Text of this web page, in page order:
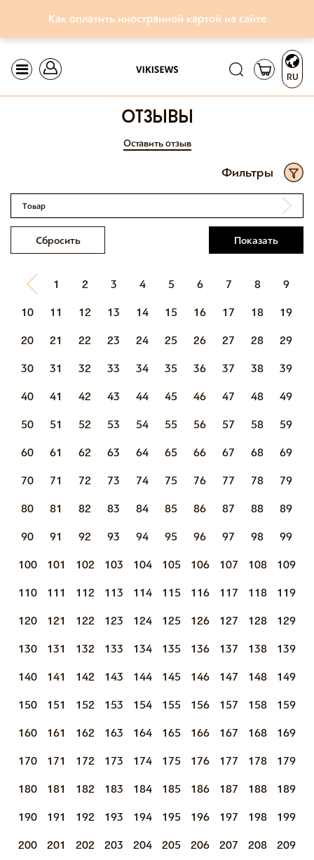
Как оплатить иностранной картой на сайте
RU
отзывы
Оставить отзыв
Фильтры
Товар
Сбросить Показать
1 2 3 4 5 6 7 8 9
10 11 12 13 14 15 16 17 18 19
20 21 22 23 24 25 26 27 28 29
30 31 32 33 34 35 36 37 38 39
40 41 42 43 44 45 46 47 48 49
50 51 52 53 54 55 56 57 58 59
60 61 62 63 64 65 66 67 68 69
70 71 72 73 74 75 76 77 78 79
80 81 82 83 84 85 86 87 88 89
90 91 92 93 94 95 96 97 98 99
100 101 102 103 104 105 106 107 108 109
110 111 112 113 114 115 116 117 118 119
120 121 122 123 124 125 126 127 128 129
130 131 132 133 134 135 136 137 138 139
140 141 142 143 144 145 146 147 148 149
150 151 152 153 154 155 156 157 158 159
160 161 162 163 164 165 166 167 168 169
170 171 172 173 174 175 176 177 178 179
180 181 182 183 184 185 186 187 188 189
190 191 192 193 194 195 196 197 198 199
200 201 202 203 204 205 206 207 208 209